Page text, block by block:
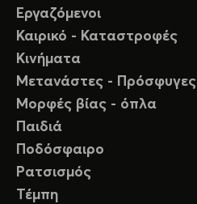
Εργαζόμενοι
Καιρικό - Καταστροφές
Κινήματα
Μετανάστες - Πρόσφυγες
Μορφές βίας - όπλα
Παιδιά
Ποδόσφαιρο
Ρατσισμός
Τέμπη